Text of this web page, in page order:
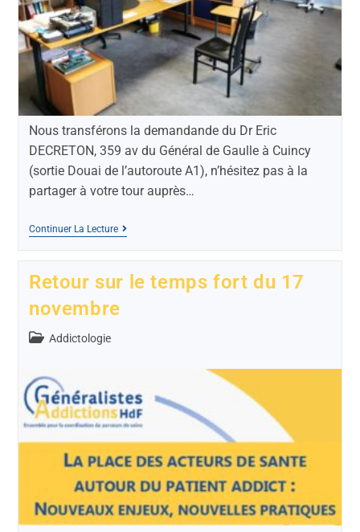
Nous transférons la demandande du Dr Eric
DECRETON, 359 av du Général de Gaulle à Cuincy
(sortie Douai de l’autoroute A1), n’hésitez pas à la
partager à votre tour auprès…
Continuer La Lecture
Retour sur le temps fort du 17
novembre
Addictologie